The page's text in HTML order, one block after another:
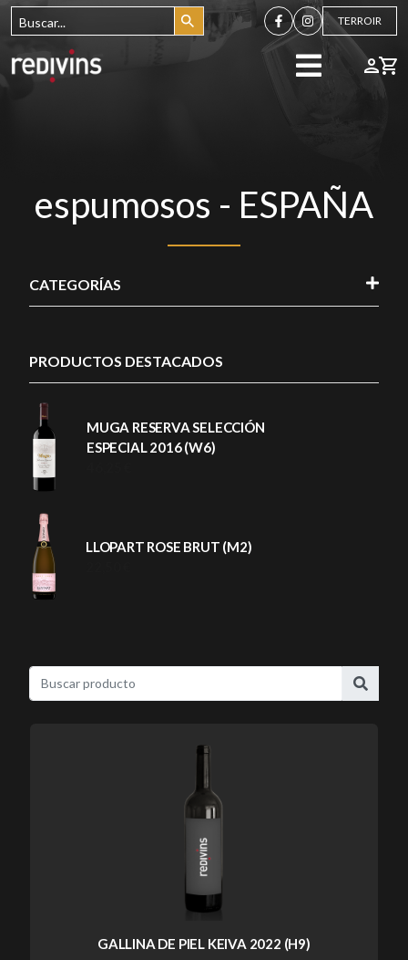
TERROIR
espumosos - ESPAÑA
CATEGORÍAS
PRODUCTOS DESTACADOS
MUGA RESERVA SELECCIÓN
ESPECIAL 2016 (W6)
LLOPART ROSE BRUT (M2)
GALLINA DE PIEL KEIVA 2022 (H9)